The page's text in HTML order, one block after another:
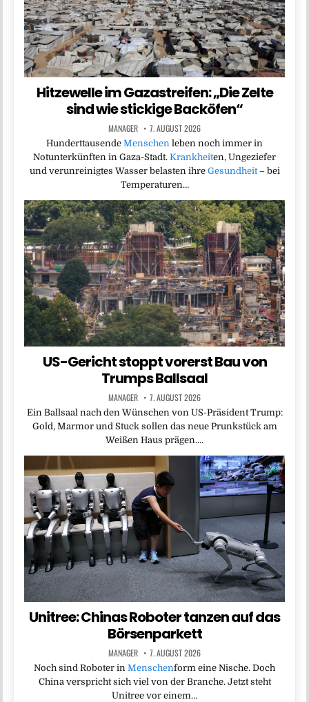
Hitzewelle im Gazastreifen: „Die Zelte
sind wie stickige Backöfen“
MANAGER 7. AUGUST 2026
Hunderttausende Menschen leben noch immer in
Notunterkünften in Gaza-Stadt. Krankheiten, Ungeziefer
und verunreinigtes Wasser belasten ihre Gesundheit– bei
Temperaturen…
US-Gericht stoppt vorerst Bau von
Trumps Ballsaal
MANAGER 7. AUGUST 2026
Ein Ballsaal nach den Wünschen von US-Präsident Trump:
Gold, Marmor und Stuck sollen das neue Prunkstück am
Weißen Haus prägen….
Unitree: Chinas Roboter tanzen auf das
Börsenparkett
MANAGER 7. AUGUST 2026
Noch sind Roboter in Menschenform eine Nische. Doch
China verspricht sich viel von der Branche. Jetzt steht
Unitree vor einem…